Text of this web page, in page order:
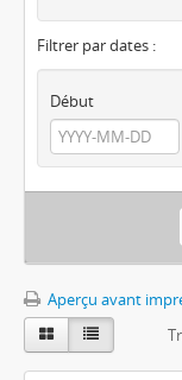
Filtrer par dates :
Début
Aperçu avant